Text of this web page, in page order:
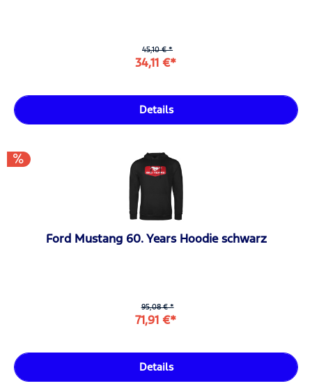
45,10 € *
34,11 €*
Details
Ford Mustang 60. Years Hoodie schwarz
95,08 € *
71,91 €*
Details